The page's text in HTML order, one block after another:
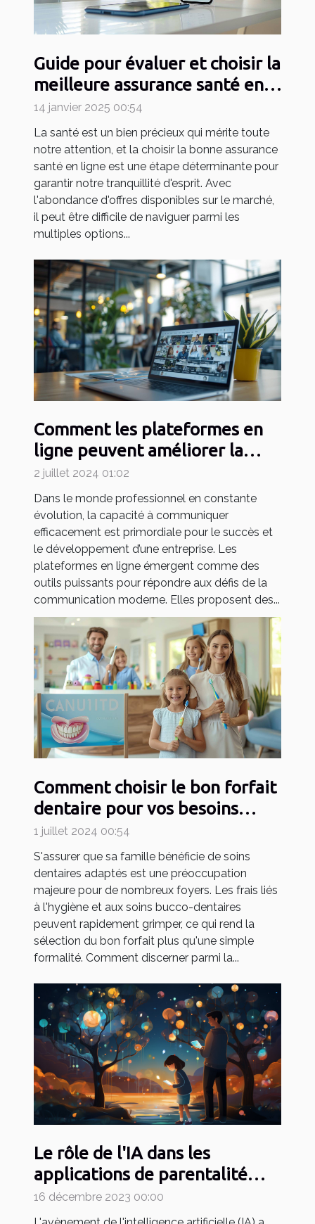
Guide pour évaluer et choisir la
meilleure assurance santé en
ligne
14 janvier 2025 00:54
La santé est un bien précieux qui mérite toute
notre attention, et la choisir la bonne assurance
santé en ligne est une étape déterminante pour
garantir notre tranquillité d'esprit. Avec
l'abondance d'offres disponibles sur le marché,
il peut être difficile de naviguer parmi les
multiples options...
Comment les plateformes en
ligne peuvent améliorer la
communication en entreprise
2 juillet 2024 01:02
Dans le monde professionnel en constante
évolution, la capacité à communiquer
efficacement est primordiale pour le succès et
le développement d’une entreprise. Les
plateformes en ligne émergent comme des
outils puissants pour répondre aux défis de la
communication moderne. Elles proposent des...
Comment choisir le bon forfait
dentaire pour vos besoins
familiaux
1 juillet 2024 00:54
S'assurer que sa famille bénéficie de soins
dentaires adaptés est une préoccupation
majeure pour de nombreux foyers. Les frais liés
à l'hygiène et aux soins bucco-dentaires
peuvent rapidement grimper, ce qui rend la
sélection du bon forfait plus qu'une simple
formalité. Comment discerner parmi la...
Le rôle de l'IA dans les
applications de parentalité
comme May
16 décembre 2023 00:00